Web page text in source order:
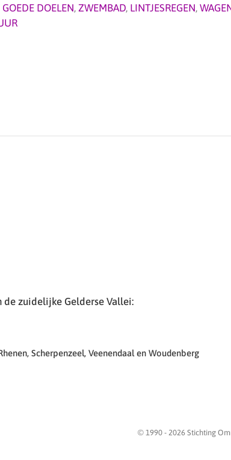
GOEDE DOELEN, ZWEMBAD, LINTJESREGEN,
zuidelijke Gelderse Vallei:
Scherpenzeel, Veenendaal en Woudenberg
© 1990 - 2026 Stichting